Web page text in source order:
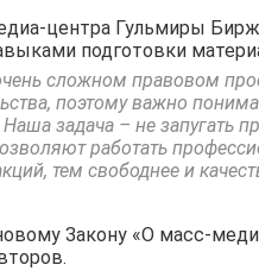
центра Гульмиры
подготовки
сложном правовом
поэтому важно
задача – не запугать
работать
тем свободнее и
Закону «О масс-